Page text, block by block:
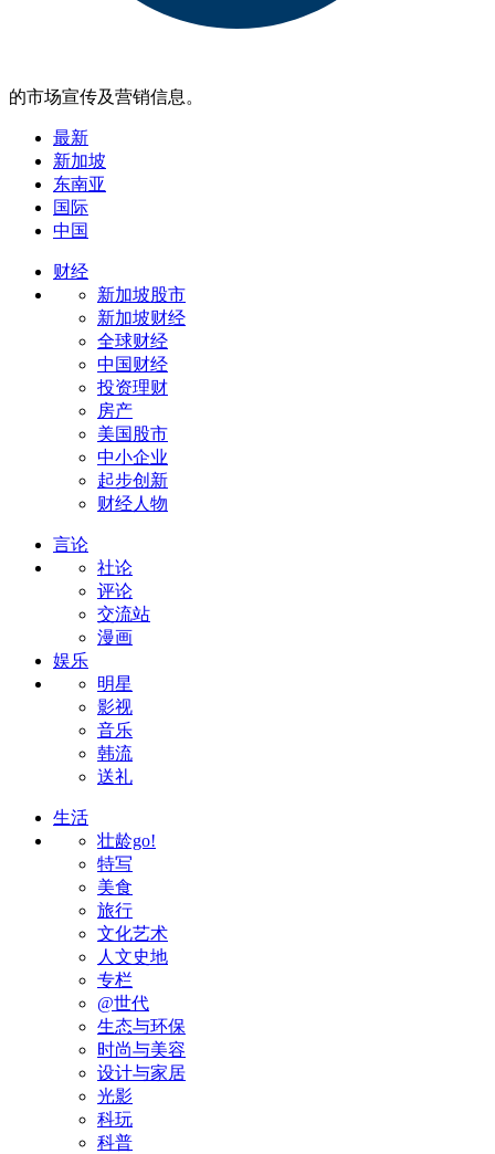
的市场宣传及营销信息。
最新
新加坡
东南亚
国际
中国
财经
新加坡股市
新加坡财经
全球财经
中国财经
投资理财
房产
美国股市
中小企业
起步创新
财经人物
言论
社论
评论
交流站
漫画
娱乐
明星
影视
音乐
韩流
送礼
生活
壮龄go!
特写
美食
旅行
文化艺术
人文史地
专栏
@世代
生态与环保
时尚与美容
设计与家居
光影
科玩
科普